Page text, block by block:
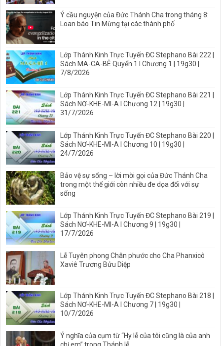
Ý cầu nguyện của Đức Thánh Cha trong tháng 8:
Loan báo Tin Mừng tại các thành phố
Lớp Thánh Kinh Trực Tuyến ĐC Stephano Bài 222 |
Sách MA-CA-BÊ Quyển 1 I Chương 1 | 19g30 |
7/8/2026
Lớp Thánh Kinh Trực Tuyến ĐC Stephano Bài 221 |
Sách NƠ-KHE-MI-A I Chương 12 | 19g30 |
31/7/2026
Lớp Thánh Kinh Trực Tuyến ĐC Stephano Bài 220 |
Sách NƠ-KHE-MI-A I Chương 10 | 19g30 |
24/7/2026
Bảo vệ sự sống – lời mời gọi của Đức Thánh Cha
trong một thế giới còn nhiều đe dọa đối với sự
sống
Lớp Thánh Kinh Trực Tuyến ĐC Stephano Bài 219 |
Sách NƠ-KHE-MI-A I Chương 9 | 19g30 |
17/7/2026
Lễ Tuyên phong Chân phước cho Cha Phanxicô
Xaviê Trương Bửu Diệp
Lớp Thánh Kinh Trực Tuyến ĐC Stephano Bài 218 |
Sách NƠ-KHE-MI-A I Chương 7 | 19g30 |
10/7/2026
Ý nghĩa của cụm từ “Hy lễ của tôi cũng là của anh